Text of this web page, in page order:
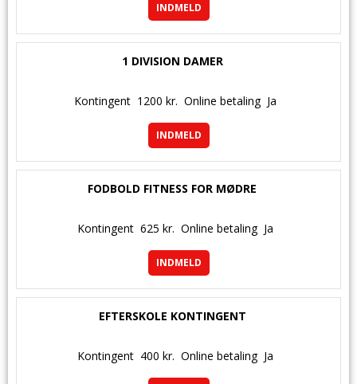
INDMELD
1 DIVISION DAMER
Kontingent 1200 kr. Online betaling Ja
INDMELD
FODBOLD FITNESS FOR MØDRE
Kontingent 625 kr. Online betaling Ja
INDMELD
EFTERSKOLE KONTINGENT
Kontingent 400 kr. Online betaling Ja